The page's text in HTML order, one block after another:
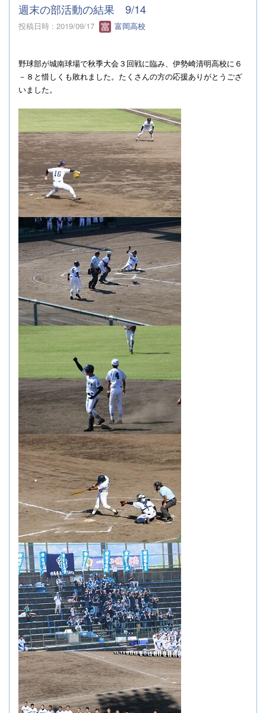
週末の部活動の結果 9/14
投稿日時 : 2019/09/17 富岡高校
野球部が城南球場で秋季大会３回戦に臨み、伊勢崎清明高校に６
－８と惜しくも敗れました。たくさんの方の応援ありがとうござ
いました。